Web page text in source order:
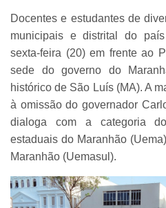
Docentes e estudantes de
municipais e distrital do
sexta-feira (20) em frente ao
sede do governo do
histórico de São Luís (MA). A
à omissão do governador
dialoga com a categoria
estaduais do Maranhão
Maranhão (Uemasul).